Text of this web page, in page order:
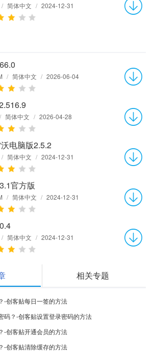
/ 简体中文 / 2024-12-31
/ 简体中文 / 2026-06-04
/ 简体中文 / 2026-04-28
电脑版2.5.2
/ 简体中文 / 2024-12-31
官方版
/ 简体中文 / 2024-12-31
/ 简体中文 / 2024-12-31
相关专题
-创客贴每日一签的方法
码？-创客贴设置登录密码的方法
-创客贴开通会员的方法
-创客贴清除缓存的方法